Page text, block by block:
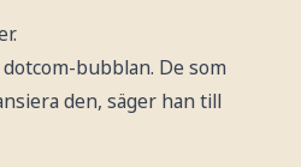
bubblan. De som
den, säger han till